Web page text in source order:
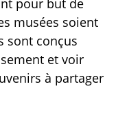
pour but de
musées soient
sont conçus
et voir
à partager